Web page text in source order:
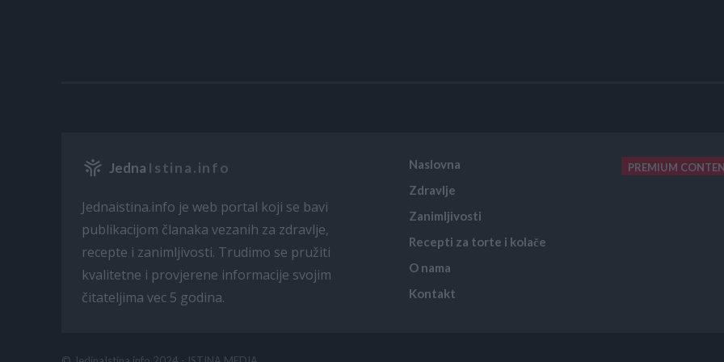
Jedna Istina.info
Jednaistina.info je web portal koji se bavi
publikacijom članaka vezanih za zdravlje,
recepte i zanimljivosti. Trudimo se pružiti
kvalitetne i provjerene informacije svojim
čitateljima vec 5 godina.
Naslovna
Zdravlje
Zanimljivosti
Recepti za torte i kolače
O nama
Kontakt
PREMIUM